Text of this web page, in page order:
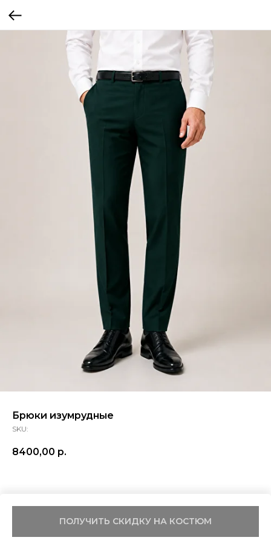
Брюки изумрудные
SKU:
8400,00 р.
ПОЛУЧИТЬ СКИДКУ НА КОСТЮМ